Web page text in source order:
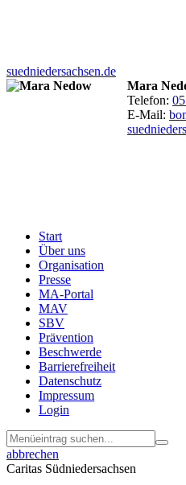
suedniedersachsen.de
Mara
Telefon:
E-Mail:
Menu
Footer
Start
Über uns
Organisation
Presse
MA-Portal
MAV
SBV
Prävention
Beschwerde
Barrierefreiheit
Datenschutz
Impressum
Login
abbrechen
Caritas Südniedersachsen